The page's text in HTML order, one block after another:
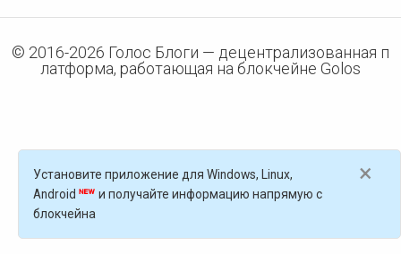
© 2016-2026 Голос Блоги — децентрализованная п
латформа, работающая на блокчейне Golos
×
Установите приложение для Windows, Linux,
Android
и получайте информацию напрямую с
блокчейна